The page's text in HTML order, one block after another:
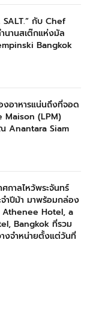
SALT.” กับ Chef
นานสเต๊กแห่งมัล
Bangkok
อาหารแน่นถึงที่จอด
Maison (LPM)
Anantara Siam
กาลไหว้พระจันทร์
ำปีม้า มาพร้อมกล่อง
Athenee Hotel, a
Bangkok ที่รวม
งจำหน่ายตั้งแต่วันที่